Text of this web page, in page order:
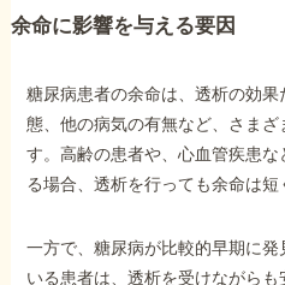
受付時間：平日
余命に影響を与える要因
糖尿病患者の余命は、透析の効
態、他の病気の有無など、さまざ
す。高齢の患者や、心血管疾患
る場合、透析を行っても余命は短
一方で、糖尿病が比較的早期に
いる患者は、透析を受けながら